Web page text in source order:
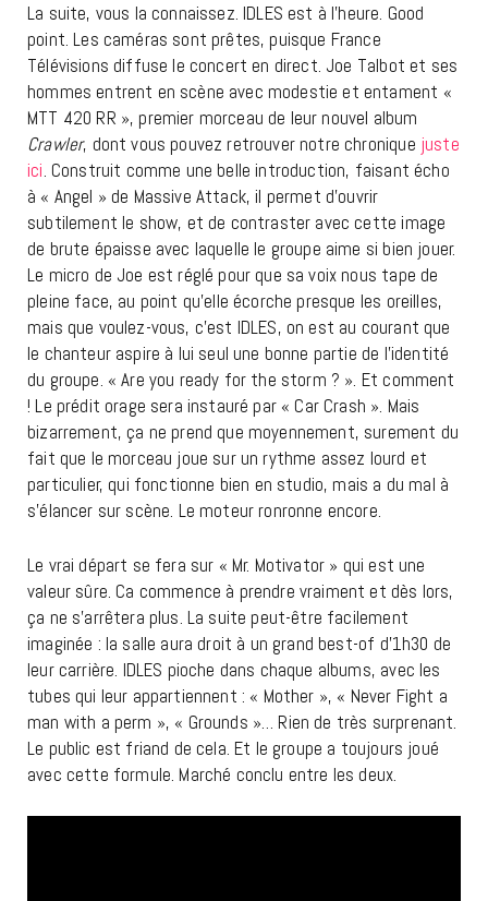
La suite, vous la connaissez. IDLES est à l’heure. Good
point. Les caméras sont prêtes, puisque France
Télévisions diffuse le concert en direct. Joe Talbot et ses
hommes entrent en scène avec modestie et entament «
MTT 420 RR », premier morceau de leur nouvel album
Crawler, dont vous pouvez retrouver notre chronique juste
ici. Construit comme une belle introduction, faisant écho
à « Angel » de Massive Attack, il permet d’ouvrir
subtilement le show, et de contraster avec cette image
de brute épaisse avec laquelle le groupe aime si bien jouer.
Le micro de Joe est réglé pour que sa voix nous tape de
pleine face, au point qu’elle écorche presque les oreilles,
mais que voulez-vous, c’est IDLES, on est au courant que
le chanteur aspire à lui seul une bonne partie de l’identité
du groupe. « Are you ready for the storm ? ». Et comment
! Le prédit orage sera instauré par « Car Crash ». Mais
bizarrement, ça ne prend que moyennement, surement du
fait que le morceau joue sur un rythme assez lourd et
particulier, qui fonctionne bien en studio, mais a du mal à
s’élancer sur scène. Le moteur ronronne encore.
Le vrai départ se fera sur « Mr. Motivator » qui est une
valeur sûre. Ca commence à prendre vraiment et dès lors,
ça ne s’arrêtera plus. La suite peut-être facilement
imaginée : la salle aura droit à un grand best-of d’1h30 de
leur carrière. IDLES pioche dans chaque albums, avec les
tubes qui leur appartiennent : « Mother », « Never Fight a
man with a perm », « Grounds »… Rien de très surprenant.
Le public est friand de cela. Et le groupe a toujours joué
avec cette formule. Marché conclu entre les deux.